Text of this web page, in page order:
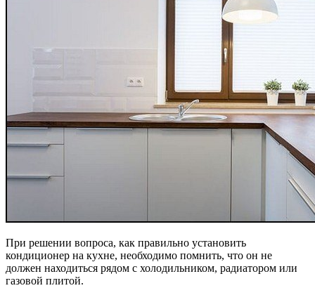
При решении вопроса, как правильно установить
кондиционер на кухне, необходимо помнить, что он не
должен находиться рядом с холодильником, радиатором или
газовой плитой.